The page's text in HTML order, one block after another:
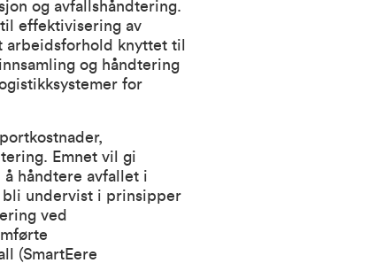
og avfallshåndtering.
effektivisering av
arbeidsforhold knyttet til
og håndtering
for
Emnet vil gi
håndtere avfallet i
bli undervist i prinsipper
ved
(SmartEere